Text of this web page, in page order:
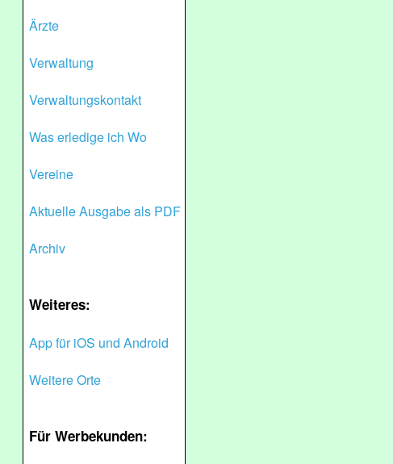
Ärzte
Verwaltung
Verwaltungskontakt
Was erledige ich Wo
Vereine
Aktuelle Ausgabe als PDF
Archiv
Weiteres:
App für iOS und Android
Weitere Orte
Für Werbekunden: